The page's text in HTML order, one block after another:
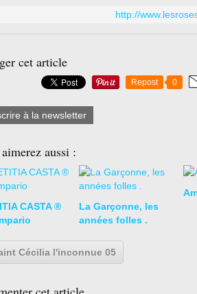
http://
cet article
Repost 0
à la newsletter
aussi :
CASTA ®
La Garçonne, les
années folles .
Cécilia l'inconnue 05